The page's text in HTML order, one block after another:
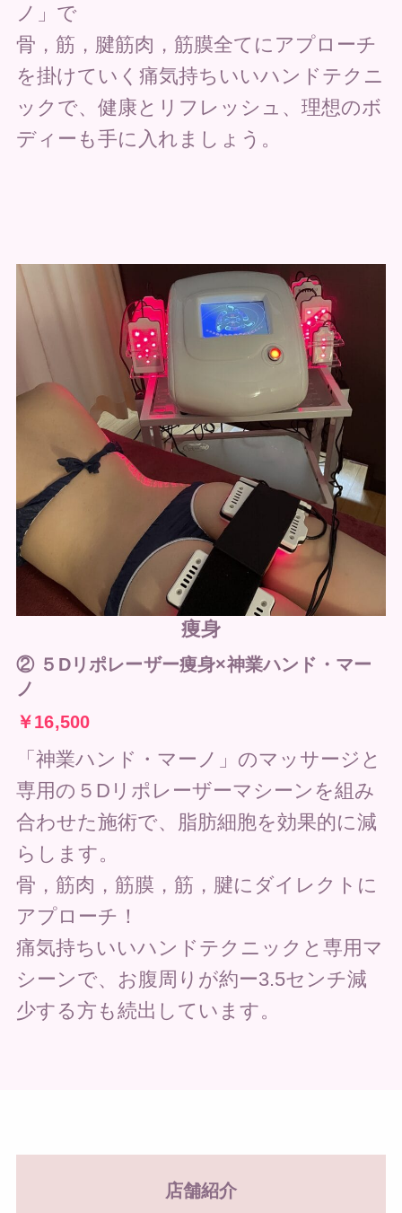
ノ」で
骨，筋，腱筋肉，筋膜全てにアプローチ
を掛けていく痛気持ちいいハンドテクニ
ックで、健康とリフレッシュ、理想のボ
ディーも手に入れましょう。
痩身
② ５Dリポレーザー痩身×神業ハンド・マー
ノ
￥16,500
「神業ハンド・マーノ」のマッサージと
専用の５Dリポレーザーマシーンを組み
合わせた施術で、脂肪細胞を効果的に減
らします。
骨，筋肉，筋膜，筋，腱にダイレクトに
アプローチ！
痛気持ちいいハンドテクニックと専用マ
シーンで、お腹周りが約ー3.5センチ減
少する方も続出しています。
店舗紹介